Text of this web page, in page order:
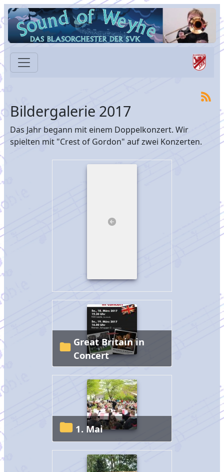
Bildergalerie 2017
Das Jahr begann mit einem Doppelkonzert. Wir
spielten mit "Crest of Gordon" auf zwei Konzerten.
Great Britain in
Concert
1. Mai